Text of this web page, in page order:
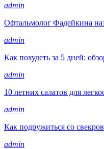
admin
Офтальмолог Фадейкина
admin
Как похудеть за 5 дней:
admin
10 летних салатов для
admin
Как подружиться со
admin